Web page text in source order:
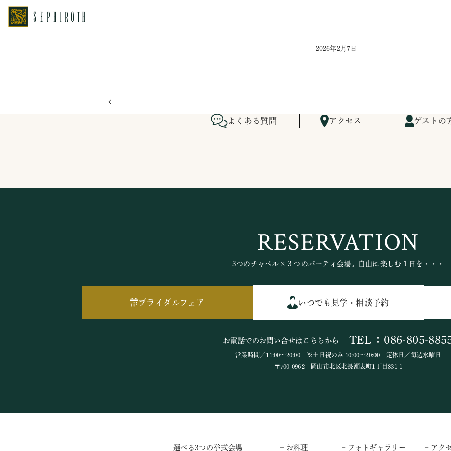
2026年2月7日
よくある質問 アクセス ゲストの
RESERVATION
3つのチャペル×３つのパーティ会場。自由に楽しむ１日を・・・
ブライダルフェア いつでも見学・相談予約
お電話でのお問い合せはこちらから TEL：086-805-
営業時間／11:00～20:00 ※土日祝のみ 10:00～20:00 定休日／毎週水曜日
〒700-0962 岡山市北区北長瀬表町1丁目831-1
選べる3つの挙式会場 – お料理 – フォトギャラリー – アク